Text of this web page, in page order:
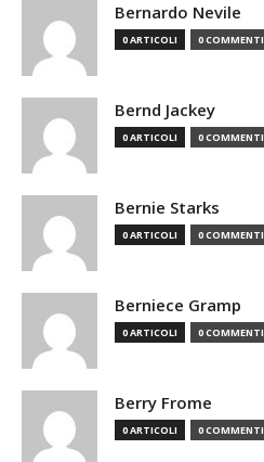
Bernardo Nevile
0 ARTICOLI 0 COMMENTI
Bernd Jackey
0 ARTICOLI 0 COMMENTI
Bernie Starks
0 ARTICOLI 0 COMMENTI
Berniece Gramp
0 ARTICOLI 0 COMMENTI
Berry Frome
0 ARTICOLI 0 COMMENTI